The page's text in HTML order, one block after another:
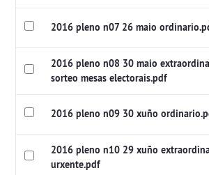
2016 pleno n07 26 maio
2016 pleno n08 30 maio
sorteo mesas electorais.pdf
2016 pleno n09 30 xuño
2016 pleno n10 29 xuño
urxente.pdf